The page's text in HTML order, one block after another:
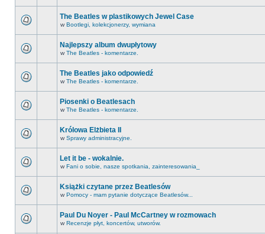
The Beatles w plastikowych Jewel Case
w Bootlegi, kolekcjonerzy, wymiana
Najlepszy album dwupłytowy
w The Beatles - komentarze.
The Beatles jako odpowiedź
w The Beatles - komentarze.
Piosenki o Beatlesach
w The Beatles - komentarze.
Królowa Elżbieta II
w Sprawy administracyjne.
Let it be - wokalnie.
w Fani o sobie, nasze spotkania, zainteresowania_
Książki czytane przez Beatlesów
w Pomocy - mam pytanie dotyczące Beatlesów...
Paul Du Noyer - Paul McCartney w rozmowach
w Recenzje płyt, koncertów, utworów.